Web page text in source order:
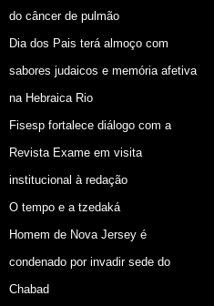
do câncer de pulmão
Dia dos Pais terá almoço com
sabores judaicos e memória afetiva
na Hebraica Rio
Fisesp fortalece diálogo com a
Revista Exame em visita
institucional à redação
O tempo e a tzedaká
Homem de Nova Jersey é
condenado por invadir sede do
Chabad